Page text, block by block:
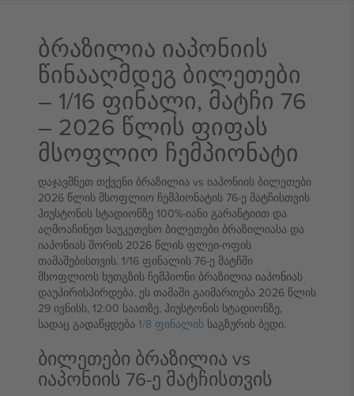
ბრაზილია იაპონიის
წინააღმდეგ ბილეთები
– 1/16 ფინალი, მატჩი 76
– 2026 წლის ფიფას
მსოფლიო ჩემპიონატი
დაჯავშნეთ თქვენი ბრაზილია vs იაპონიის ბილეთები
2026 წლის მსოფლიო ჩემპიონატის 76-ე მატჩისთვის
ჰიუსტონის სტადიონზე 100%-იანი გარანტიით და
აღმოაჩინეთ საუკეთესო ბილეთები ბრაზილიასა და
იაპონიას შორის 2026 წლის ფლეი-ოფის
თამაშებისთვის. 1/16 ფინალის 76-ე მატჩში
მსოფლიოს ხუთგზის ჩემპიონი ბრაზილია იაპონიას
დაუპირისპირდება. ეს თამაში გაიმართება 2026 წლის
29 ივნისს, 12:00 საათზე, ჰიუსტონის სტადიონზე,
სადაც გადაწყდება 1/8 ფინალის საგზურის ბედი.
ბილეთები ბრაზილია vs
იაპონიის 76-ე მატჩისთვის